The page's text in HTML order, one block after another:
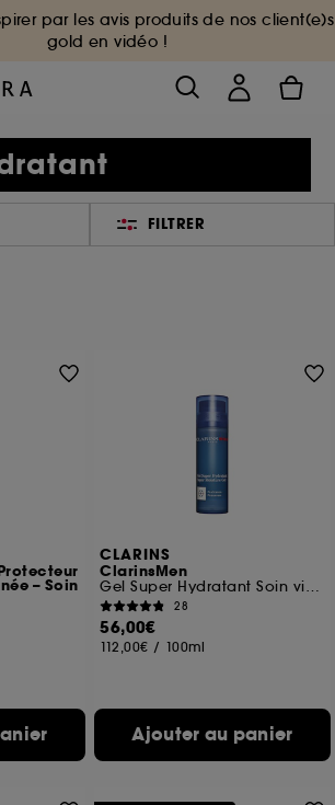
par les avis produits de nos client(e)s
gold en vidéo !
FILTRER
– Soin
CLARINS
ClarinsMen
Gel Super Hydratant Soin visage
28
56,00€
112,00€ / 100ml
Ajouter au panier